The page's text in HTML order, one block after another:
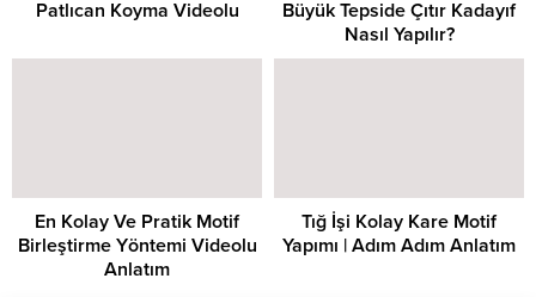
Patlıcan Koyma Videolu
Büyük Tepside Çıtır Kadayıf
Nasıl Yapılır?
En Kolay Ve Pratik Motif
Birleştirme Yöntemi Videolu
Anlatım
Tığ İşi Kolay Kare Motif
Yapımı | Adım Adım Anlatım